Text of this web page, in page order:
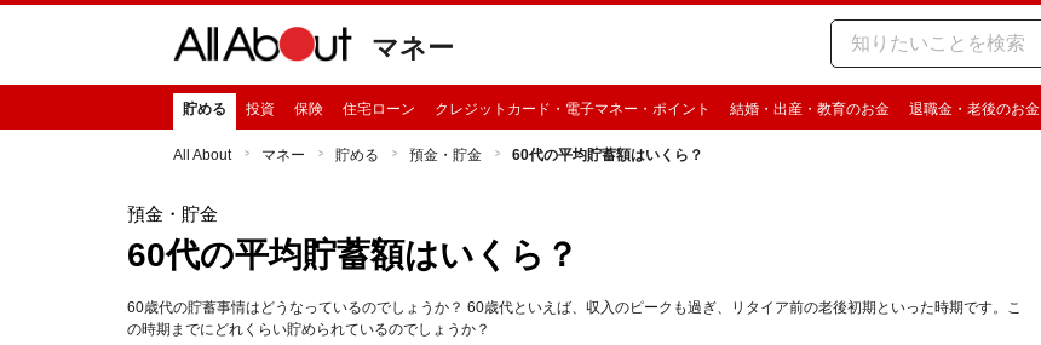
マネー
貯める 投資 保険 住宅ローン クレジットカード・電子マネー・ポイント 結婚・出産・教育のお金 退職金・老後のお金
All About マネー 貯める 預金・貯金 60代の平均貯蓄額はいくら？
預金・貯金
60代の平均貯蓄額はいくら？
60歳代の貯蓄事情はどうなっているのでしょうか？ 60歳代といえば、収入のピークも過ぎ、リタイア前の老後初期といった時期です。こ
の時期までにどれくらい貯められているのでしょうか？